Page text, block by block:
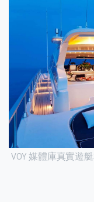
VOY 媒體庫真實遊